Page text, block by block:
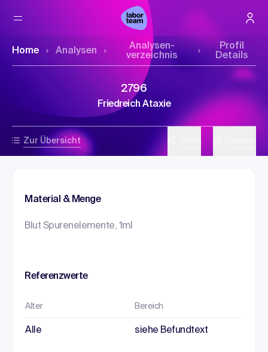
Home Analysen
Analysen­
verzeichnis
Profil
Details
Zur Übersicht
2796
Friedreich Ataxie
Material & Menge
Blut Spurenelemente, 1ml
Referenzwerte
Alter Bereich
Alle siehe Befundtext